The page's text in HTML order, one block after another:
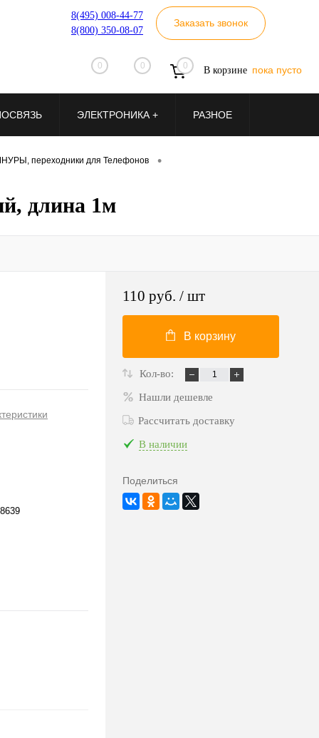
8(495) 008-44-77
8(800) 350-08-07
Заказать звонок
0 0 0 В корзине пока пусто
ЭЛЕКТРОНИКА + РАЗНОЕ
переходники для Телефонов •
длина 1м
110 руб. / шт
В корзину
Кол-во:
Нашли дешевле
Рассчитать доставку
В наличии
Поделиться